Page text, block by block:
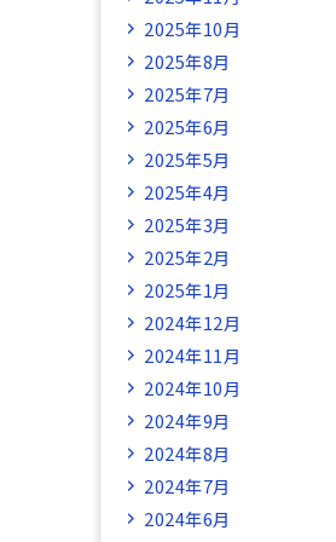
2025年10月
2025年8月
2025年7月
2025年6月
2025年5月
2025年4月
2025年3月
2025年2月
2025年1月
2024年12月
2024年11月
2024年10月
2024年9月
2024年8月
2024年7月
2024年6月